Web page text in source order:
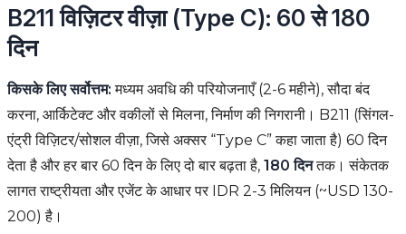
B211 विज़िटर वीज़ा (Type C): 60 से 180
दिन
किसके लिए सर्वोत्तम: मध्यम अवधि की परियोजनाएँ (2-6 महीने), सौदा बंद
करना, आर्किटेक्ट और वकीलों से मिलना, निर्माण की निगरानी। B211 (सिंगल-
एंट्री विज़िटर/सोशल वीज़ा, जिसे अक्सर “Type C” कहा जाता है) 60 दिन
देता है और हर बार 60 दिन के लिए दो बार बढ़ता है, 180 दिनतक। संकेतक
लागत राष्ट्रीयता और एजेंट के आधार पर IDR 2-3 मिलियन (~USD 130-
200) है।